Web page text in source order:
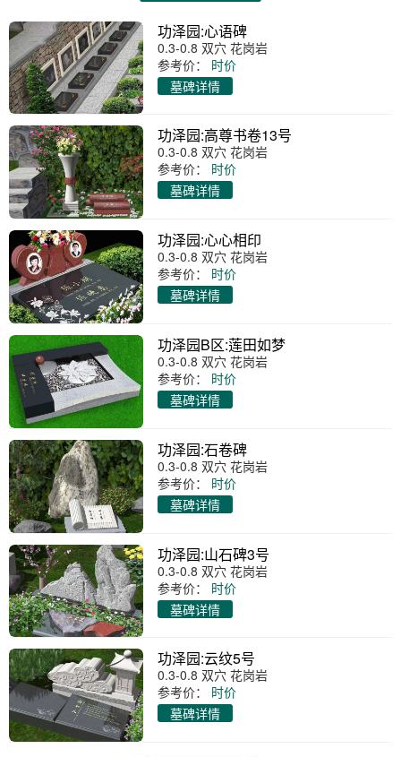
功泽园:心语碑
0.3-0.8 双穴 花岗岩
参考价：
时价
墓碑详情
功泽园:高尊书卷13号
0.3-0.8 双穴 花岗岩
参考价：
时价
墓碑详情
功泽园:心心相印
0.3-0.8 双穴 花岗岩
参考价：
时价
墓碑详情
功泽园B区:莲田如梦
0.3-0.8 双穴 花岗岩
参考价：
时价
墓碑详情
功泽园:石卷碑
0.3-0.8 双穴 花岗岩
参考价：
时价
墓碑详情
功泽园:山石碑3号
0.3-0.8 双穴 花岗岩
参考价：
时价
墓碑详情
功泽园:云纹5号
0.3-0.8 双穴 花岗岩
参考价：
时价
墓碑详情